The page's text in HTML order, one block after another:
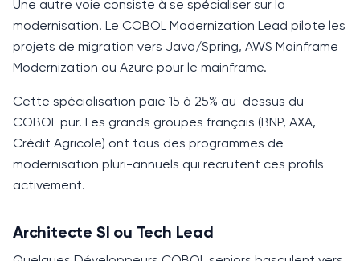
Une autre voie consiste à se spécialiser sur la
modernisation. Le COBOL Modernization Lead pilote les
projets de migration vers Java/Spring, AWS Mainframe
Modernization ou Azure pour le mainframe.
Cette spécialisation paie 15 à 25% au-dessus du
COBOL pur. Les grands groupes français (BNP, AXA,
Crédit Agricole) ont tous des programmes de
modernisation pluri-annuels qui recrutent ces profils
activement.
Architecte SI ou Tech Lead